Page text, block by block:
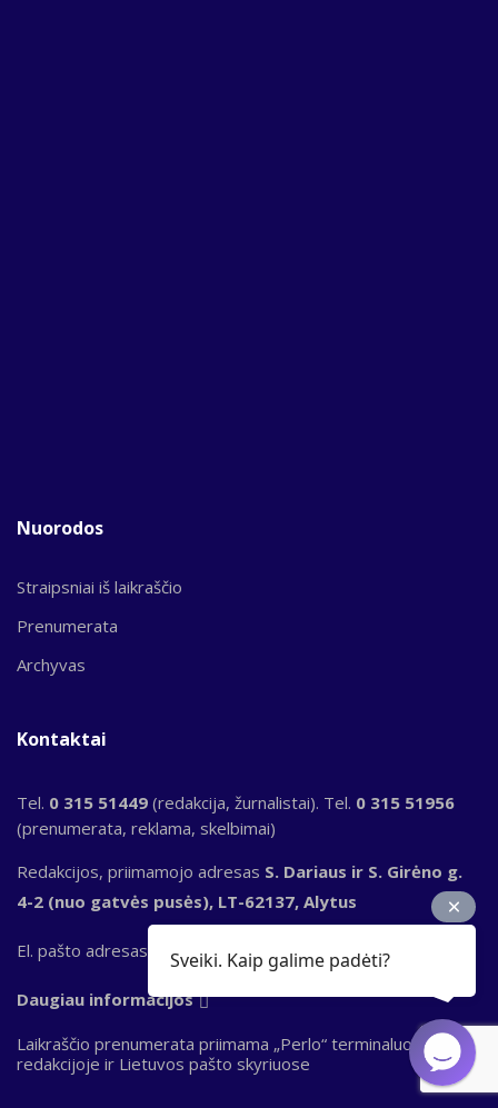
Nuorodos
Straipsniai iš laikraščio
Prenumerata
Archyvas
Kontaktai
Tel. 0 315 51449 (redakcija, žurnalistai). Tel. 0 315 51956
(prenumerata, reklama, skelbimai)
Redakcijos, priimamojo adresas S. Dariaus ir S. Girėno g.
4-2 (nuo gatvės pusės), LT-62137, Alytus
El. pašto adresas laikrastis@alytausnaujienos.lt
Daugiau informacijos
Laikraščio prenumerata priimama „Perlo“ terminaluose,
redakcijoje ir Lietuvos pašto skyriuose
Sveiki. Kaip galime padėti?